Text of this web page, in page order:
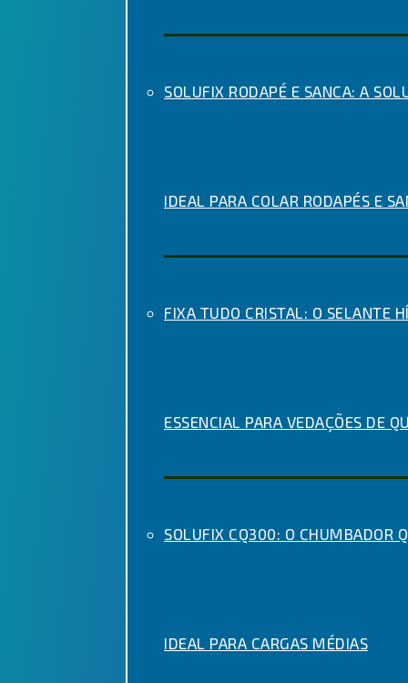
SOLUFIX RODAPÉ E SANCA: A
IDEAL PARA COLAR RODAPÉS E
FIXA TUDO CRISTAL: O SELANTE
ESSENCIAL PARA VEDAÇÕES DE
SOLUFIX CQ300: O CHUMBADOR
IDEAL PARA CARGAS MÉDIAS